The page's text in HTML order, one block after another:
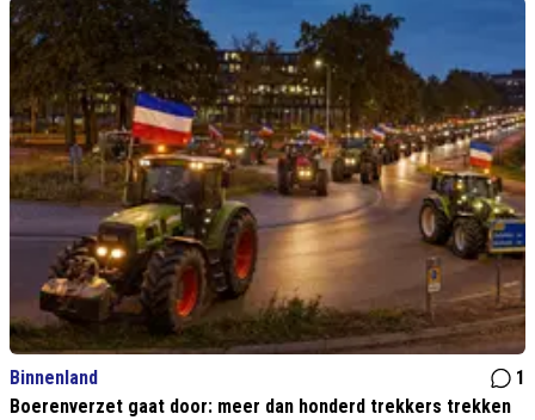
Binnenland
1
Boerenverzet gaat door: meer dan honderd trekkers trekken